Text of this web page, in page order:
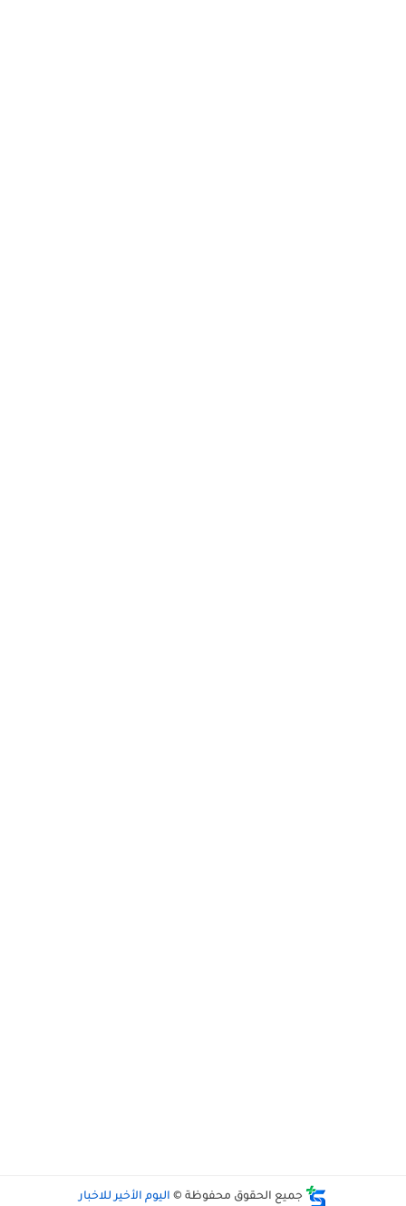
جميع الحقوق محفوظة © اليوم الأخير للاخبار